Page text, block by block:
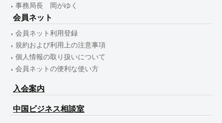
事務局長 岡がゆく
会員ネット
会員ネット利用登録
規約および利用上の注意事項
個人情報の取り扱いについて
会員ネットの便利な使い方
入会案内
中国ビジネス相談室